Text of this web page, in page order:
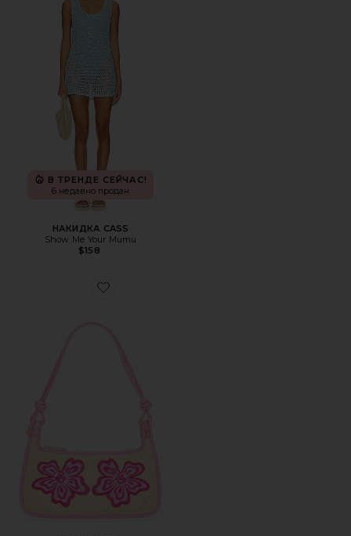
В ТРЕНДЕ СЕЙЧАС!
6 недавно продан
НАКИДКА CASS
Show Me Your Mumu
$158
Favorite СУМКА ALBA